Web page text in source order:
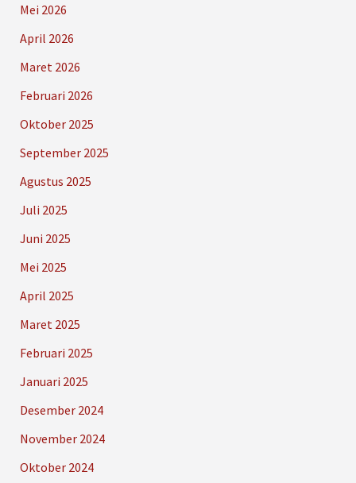
Mei 2026
April 2026
Maret 2026
Februari 2026
Oktober 2025
September 2025
Agustus 2025
Juli 2025
Juni 2025
Mei 2025
April 2025
Maret 2025
Februari 2025
Januari 2025
Desember 2024
November 2024
Oktober 2024